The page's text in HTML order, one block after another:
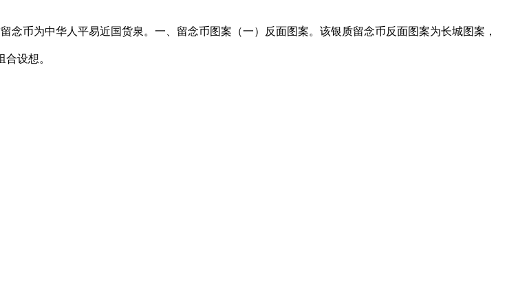
币为中华人平易近国货泉。一、留念币图案（一）反面图案。该银质留念币反面图案为长城图案，
设想。